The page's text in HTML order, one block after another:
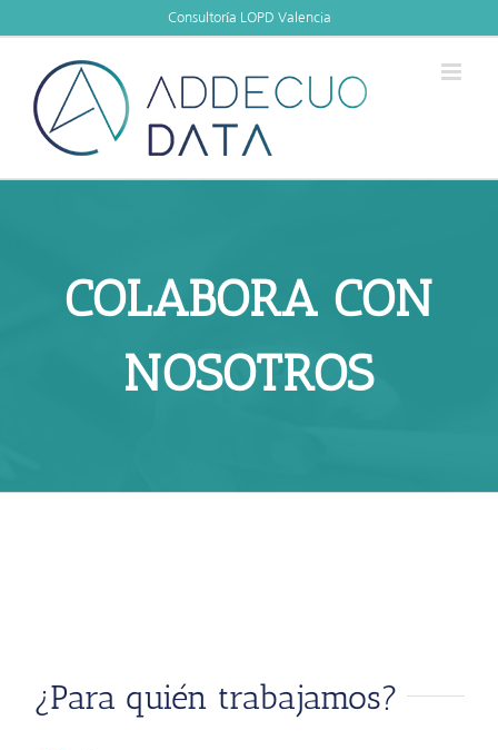
content
Consultoría LOPD Valencia
COLABORA CON
NOSOTROS
¿Para quién trabajamos?